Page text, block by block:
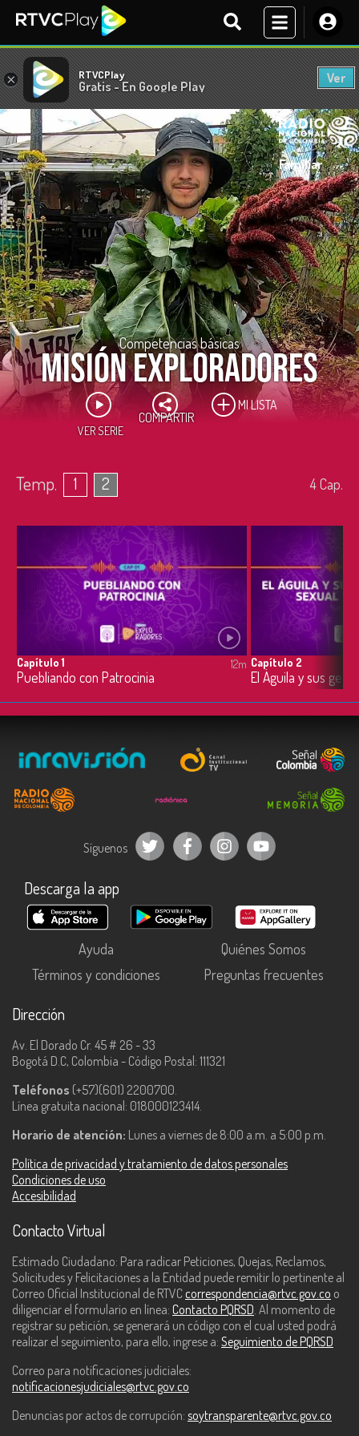
× RTVCPlay
Gratis - En Google Play
Ver
Familiar
Competencias básicas
Misión exploradores
VER SERIE
COMPARTIR
MI LISTA
Temp. 1 2 4Cap.
Capítulo 1
Puebliando con Patrocinia
12m Capítulo 2
Síguenos
Descarga la app
Ayuda
Quiénes Somos
Términos y condiciones
Preguntas frecuentes
Dirección
Av. El Dorado Cr. 45 # 26 - 33
Bogotá D.C, Colombia - Código Postal: 111321
Teléfonos (+57)(601) 2200700.
Línea gratuita nacional: 018000123414.
Horario de atención: Lunes a viernes de 8:00 a.m. a 5:00 p.m.
Política de privacidad y tratamiento de datos personales
Condiciones de uso
Accesibilidad
Contacto Virtual
Estimado Ciudadano: Para radicar Peticiones, Quejas, Reclamos,
Solicitudes y Felicitaciones a la Entidad puede remitir lo pertinente al
Correo Oficial Institucional de RTVC correspondencia@rtvc.gov.co o
diligenciar el formulario en línea: Contacto PQRSD . Al momento de
registrar su petición, se generará un código con el cual usted podrá
realizar el seguimiento, para ello, ingrese a: Seguimiento de PQRSD
Correo para notificaciones judiciales:
notificacionesjudiciales@rtvc.gov.co
Denuncias por actos de corrupción: soytransparente@rtvc.gov.co